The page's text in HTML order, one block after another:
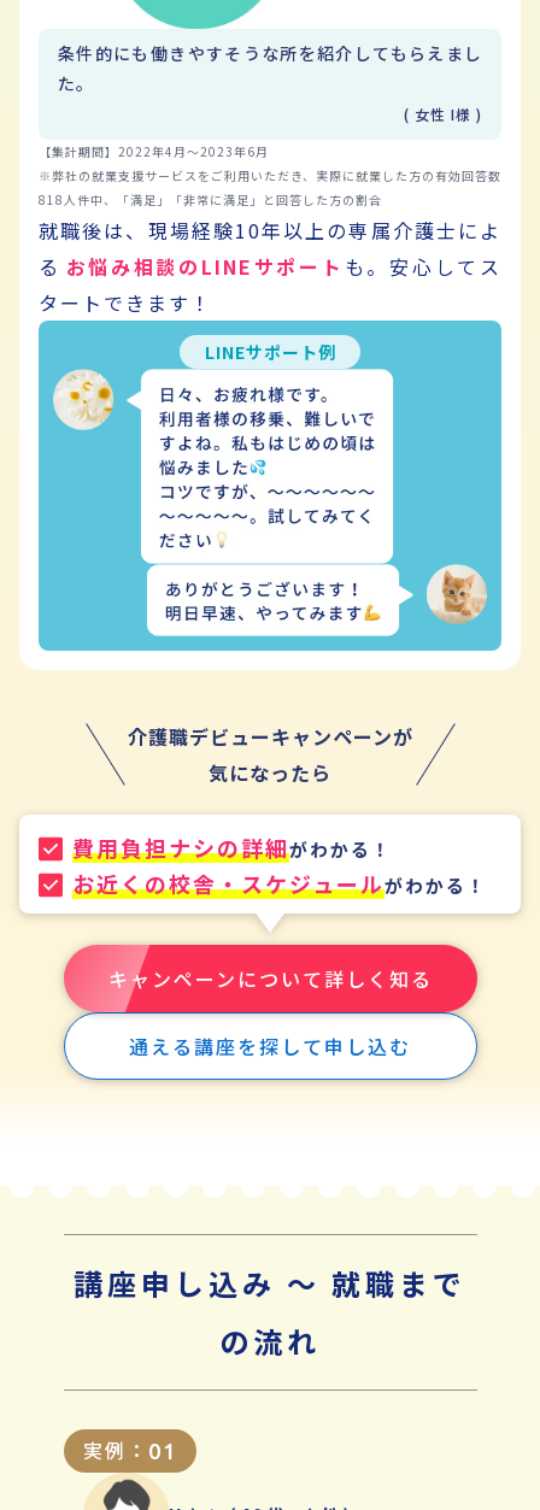
条件的にも働きやすそうな所を紹介してもらえまし
た。
( 女性 I様 )
【集計期間】2022年4月～2023年6月
※弊社の就業支援サービスをご利用いただき、実際に就業した方の有効回答数
818人件中、「満足」「非常に満足」と回答した方の割合
就職後は、現場経験10年以上の専属介護士によ
る お悩み相談のLINEサポート も。 安心してス
タートできます！
LINEサポート例
介護職デビューキャンペーンが
気になったら
費用負担ナシの詳細がわかる！
お近くの校舎・スケジュールがわかる！
キャンペーンについて詳しく知る
通える講座を探して申し込む
講座申し込み 〜 就職まで
の流れ
実例： 01